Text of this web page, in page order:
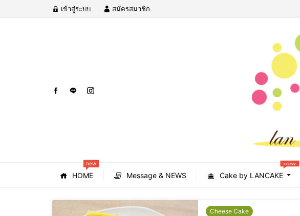
เข้าสู่ระบบ สมัครสมาชิก
HOME
new
Message & NEWS Cake by LANCAKE
new
Cheese Cake